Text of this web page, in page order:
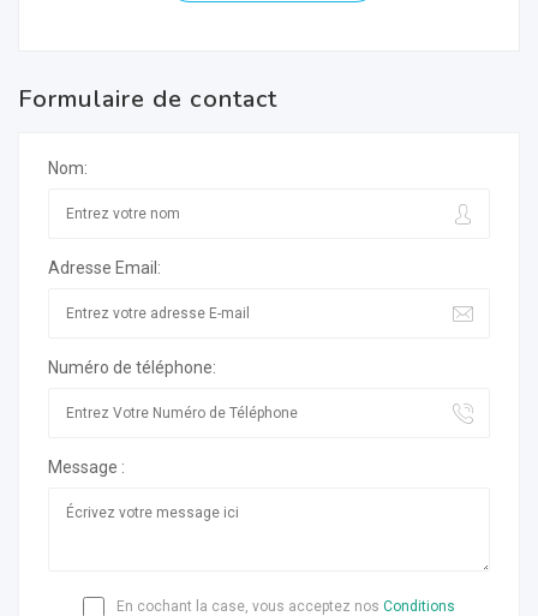
Formulaire de contact
Nom:
Adresse Email:
Numéro de téléphone:
Message :
En cochant la case, vous acceptez nos Conditions